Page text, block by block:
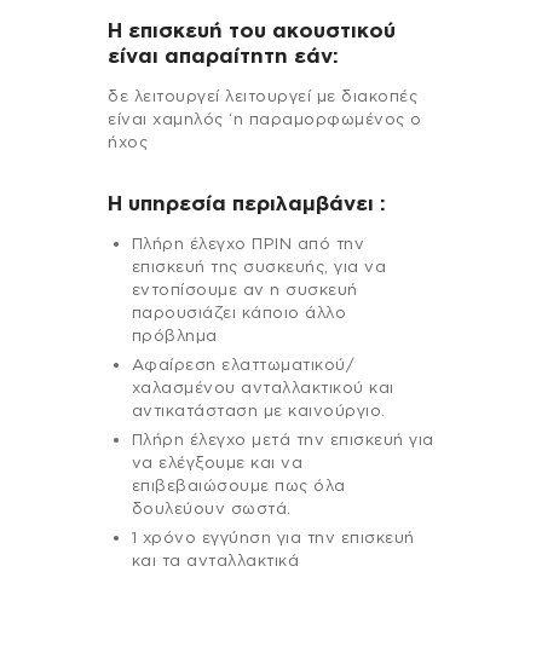
Η επισκευή του ακουστικού
είναι απαραίτητη εάν:
δε λειτουργεί λειτουργεί με διακοπές
είναι χαμηλός ‘η παραμορφωμένος ο
ήχος
H υπηρεσία περιλαμβάνει :
Πλήρη έλεγχο ΠΡΙΝ από την
επισκευή της συσκευής, για να
εντοπίσουμε αν η συσκευή
παρουσιάζει κάποιο άλλο
πρόβλημα
Αφαίρεση ελαττωματικού/
χαλασμένου ανταλλακτικού και
αντικατάσταση με καινούργιο.
Πλήρη έλεγχο μετά την επισκευή για
να ελέγξουμε και να
επιβεβαιώσουμε πως όλα
δουλεύουν σωστά.
1 χρόνο εγγύηση για την επισκευή
και τα ανταλλακτικά